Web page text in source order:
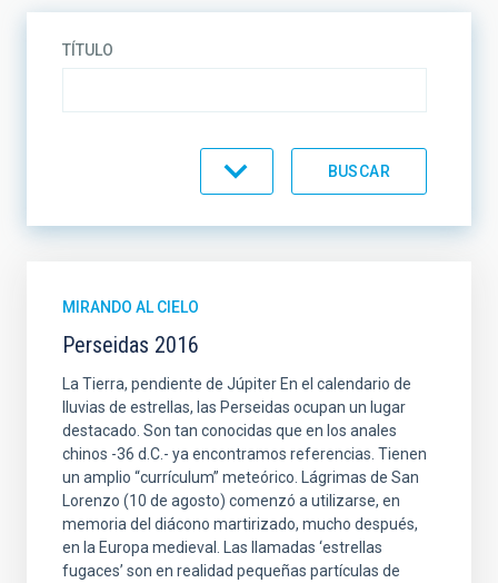
TÍTULO
MIRANDO AL CIELO
Perseidas 2016
La Tierra, pendiente de Júpiter En el calendario de
lluvias de estrellas, las Perseidas ocupan un lugar
destacado. Son tan conocidas que en los anales
chinos -36 d.C.- ya encontramos referencias. Tienen
un amplio “currículum” meteórico. Lágrimas de San
Lorenzo (10 de agosto) comenzó a utilizarse, en
memoria del diácono martirizado, mucho después,
en la Europa medieval. Las llamadas ‘estrellas
fugaces’ son en realidad pequeñas partículas de